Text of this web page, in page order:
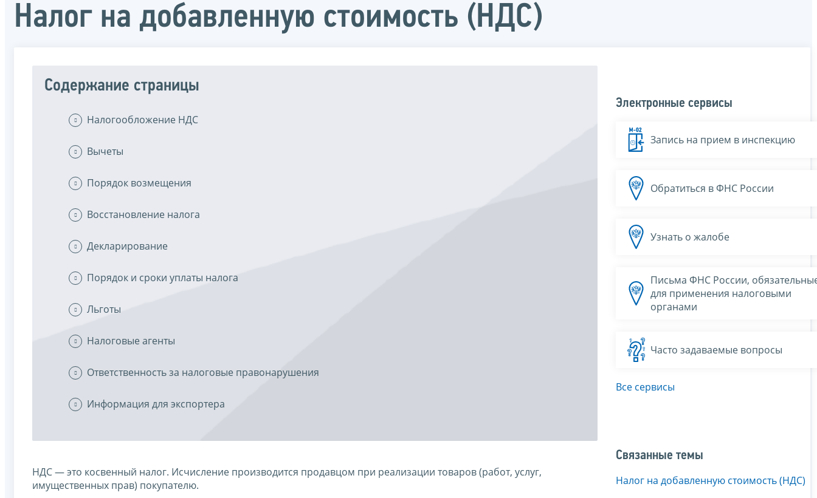
Налог на добавленную стоимость (НДС)
Содержание страницы
Налогообложение НДС
Вычеты
Порядок возмещения
Восстановление налога
Декларирование
Порядок и сроки уплаты налога
Льготы
Налоговые агенты
Ответственность за налоговые правонарушения
Информация для экспортера
НДС — это косвенный налог. Исчисление производится продавцом при реализации товаров (работ, услуг,
имущественных прав) покупателю.
Электронные сервисы
Запись на прием в инспекцию
Обратиться в ФНС России
Узнать о жалобе
Письма ФНС России,
для применения налоговыми
органами
Часто задаваемые вопросы
Все сервисы
Связанные темы
Налог на добавленную стоимость (НДС)